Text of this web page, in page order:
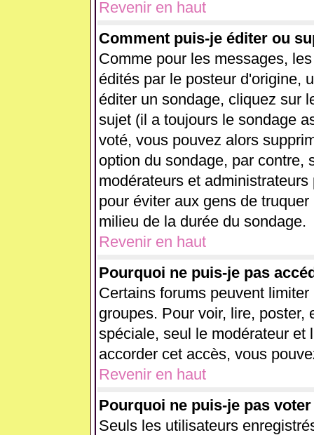
Revenir en haut
Comment puis-je éditer ou
Comme pour les messages,
édités par le posteur d'origine,
éditer un sondage, cliquez sur
sujet (il a toujours le sondage
voté, vous pouvez alors
option du sondage, par contre,
modérateurs et
pour éviter aux gens de
milieu de la durée du sondage.
Revenir en haut
Pourquoi ne puis-je pas
Certains forums peuvent
groupes. Pour voir, lire,
spéciale, seul le modérateur et
accorder cet accès, vous
Revenir en haut
Pourquoi ne puis-je pas
Seuls les utilisateurs